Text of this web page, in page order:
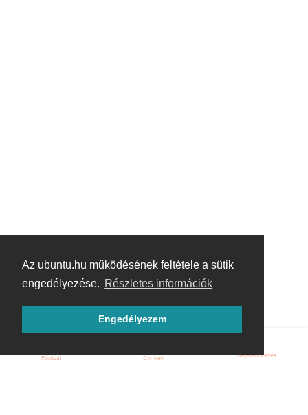
Az ubuntu.hu működésének feltétele a sütik
engedélyezése. Részletes információk
Engedélyezem
Főoldal Címkék Bejelentkezés